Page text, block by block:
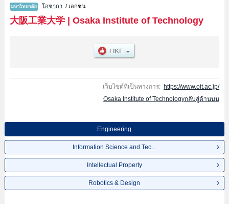
นักศึกษาต่างชาติเช่นข้อมูลของแต่ละคณะ,ข้อมูลการสอบคัดเลือกเข้าศึกษาเช่น
จำนวนคนที่รับสมัครหรือจำนวนคนที่ผ่านการสอบคัดเลือกเป็นต้น,แนะนำสถาน
ที่,การเดินทางเป็นต้นไว้ด้วยดังนั้นขอเชิญใช้บริการค้นหาข้อมูลตามอัธยาศัย
โอซากา / เอกชน
大阪工業大学| Osaka Institute of Technology
เว็บไซต์ที่เป็นทางการ: https://www.oit.ac.jp/
Osaka Institute of Technologyกลับสู่ด้านบน
Engineering
Information Science and Tec...
Intellectual Property
Robotics & Design